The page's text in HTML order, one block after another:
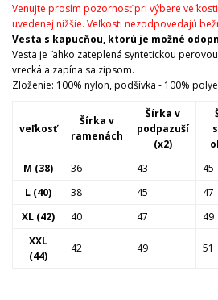
Venujte prosím pozornosť pri výbere
uvedenej nižšie. Veľkosti nezodpovedajú
Vesta s kapucňou, ktorú je možné
Vesta je ľahko zateplená syntetickou
vrecká a zapína sa zipsom.
Zloženie: 100% nylon, podšívka - 100%
veľkosť
Šírka v
ramenách
Šírka v
podpazuší
(x2)
M (38)
36 43 45
L (40)
38 45 47
XL (42)
40 47 49
XXL
(44)
42 49 51